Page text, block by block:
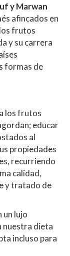
y Marwan
afincados en
frutos
y su carrera
formas de
los frutos
educar
al
propiedades
recurriendo
calidad,
y tratado de
un lujo
nuestra dieta
incluso para